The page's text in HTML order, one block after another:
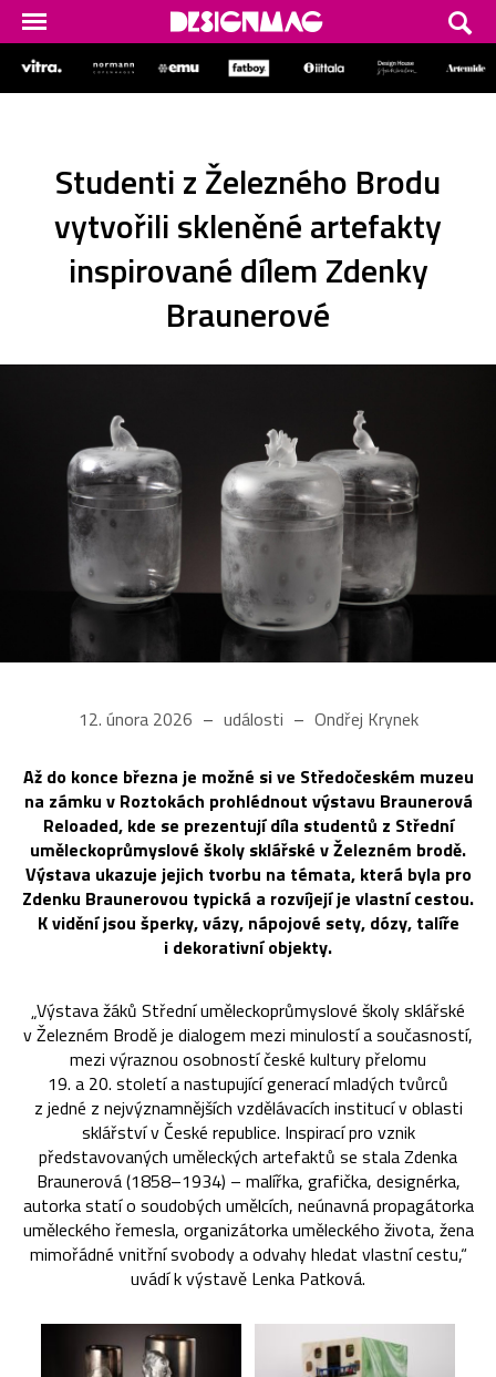
Studenti z Železného Brodu
vytvořili skleněné artefakty
inspirované dílem Zdenky
Braunerové
12. února 2026 události Ondřej Krynek
Až do konce března je možné si ve Středočeském muzeu
na zámku v Roztokách prohlédnout výstavu Braunerová
Reloaded, kde se prezentují díla studentů z Střední
uměleckoprůmyslové školy sklářské v Železném brodě.
Výstava ukazuje jejich tvorbu na témata, která byla pro
Zdenku Braunerovou typická a rozvíjejí je vlastní cestou.
K vidění jsou šperky, vázy, nápojové sety, dózy, talíře
i dekorativní objekty.
„Výstava žáků Střední uměleckoprůmyslové školy sklářské
v Železném Brodě je dialogem mezi minulostí a současností,
mezi výraznou osobností české kultury přelomu
19. a 20. století a nastupující generací mladých tvůrců
z jedné z nejvýznamnějších vzdělávacích institucí v oblasti
sklářství v České republice. Inspirací pro vznik
představovaných uměleckých artefaktů se stala Zdenka
Braunerová (1858–1934) – malířka, grafička, designérka,
autorka statí o soudobých umělcích, neúnavná propagátorka
uměleckého řemesla, organizátorka uměleckého života, žena
mimořádné vnitřní svobody a odvahy hledat vlastní cestu,“
uvádí k výstavě Lenka Patková.